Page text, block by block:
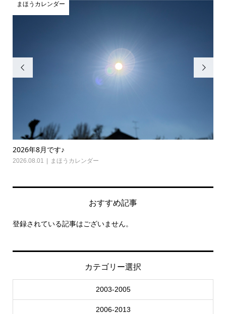

2026年8月です♪
2026.08.01 まほうカレンダー
まほうカレンダー

おすすめ記事
登録されている記事はございません。
カテゴリー選択
2003-2005
2006-2013